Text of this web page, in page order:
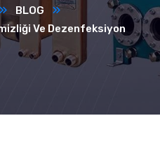
BLOG
Ve Dezenfeksiyon